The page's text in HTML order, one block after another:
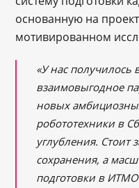
основанную на
мотивированном
«У нас получилось
взаимовыгодное
новых
робототехники в
углубления. Стоит
сохранения, а
подготовки в